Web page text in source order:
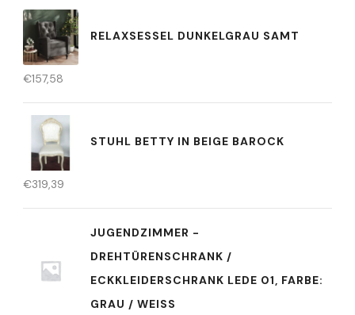
RELAXSESSEL DUNKELGRAU SAMT
€157,58
STUHL BETTY IN BEIGE BAROCK
€319,39
JUGENDZIMMER -
DREHTÜRENSCHRANK /
ECKKLEIDERSCHRANK LEDE 01, FARBE:
GRAU / WEISS